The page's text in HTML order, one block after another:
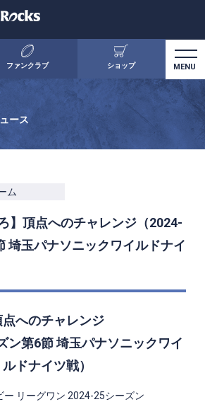
ファンクラブ ショップ
ース
ム
】頂点へのチャレンジ（2024-
埼玉パナソニックワイルドナイ
点へのチャレンジ
ン第6節 埼玉パナソニックワイ
ルドナイツ戦）
ー リーグワン 2024-25シーズン